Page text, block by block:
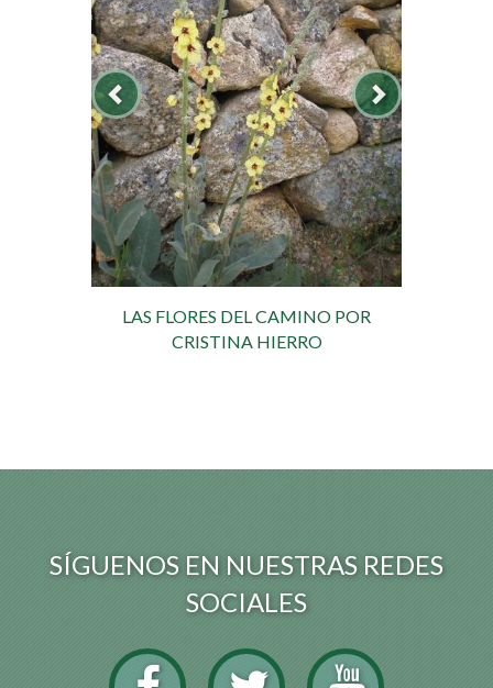
LAS FLORES DEL CAMINO POR
CRISTINA HIERRO
SÍGUENOS EN NUESTRAS REDES
SOCIALES